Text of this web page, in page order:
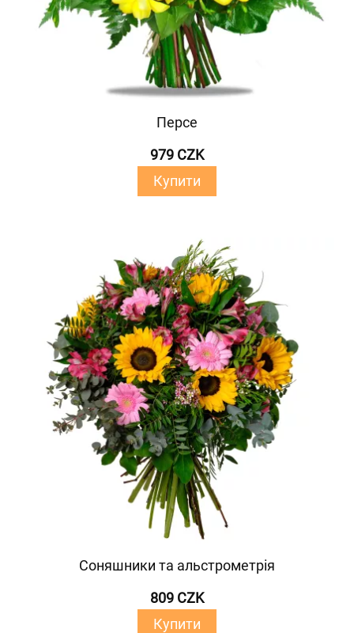
Персе
979 CZK
Купити
Соняшники та альстрометрія
809 CZK
Купити